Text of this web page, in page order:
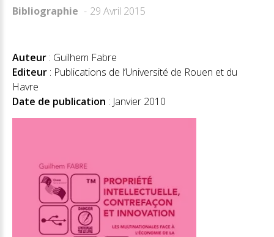
Bibliographie 29 Avril 2015
Auteur : Guilhem Fabre
Editeur : Publications de l’Université de Rouen et du
Havre
Date de publication : Janvier 2010